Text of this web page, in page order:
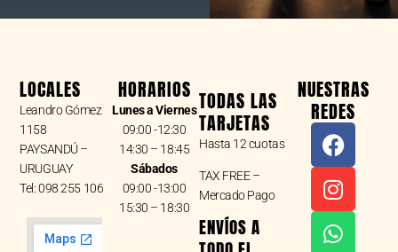
LOCALES
Leandro Gómez
1158
PAYSANDÚ –
URUGUAY
Tel: 098 255 106
HORARIOS
Lunes a Viernes
09:00 -12:30
14:30 – 18:45
Sábados
09:00 -13:00
15:30 – 18:30
TODAS LAS
TARJETAS
Hasta 12 cuotas
TAX FREE –
Mercado Pago
ENVÍOS A
NUESTRAS
REDES
F
a
c
e
b
o
I
n
s
t
a
g
W
h
a
t
s
a